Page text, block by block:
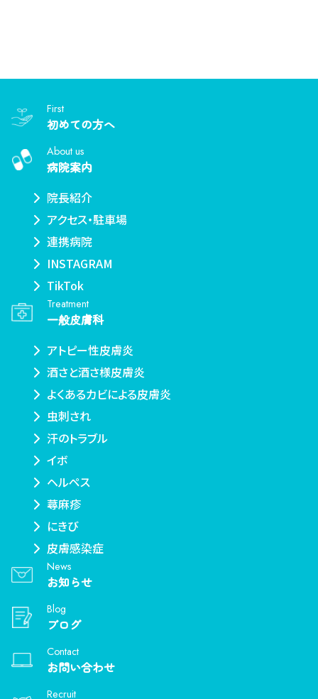
First
初めての方へ
About us
病院案内
院長紹介
アクセス・駐車場
連携病院
INSTAGRAM
TikTok
Treatment
一般皮膚科
アトピー性皮膚炎
酒さと酒さ様皮膚炎
よくあるカビによる皮膚炎
虫刺され
汗のトラブル
イボ
ヘルペス
蕁麻疹
にきび
皮膚感染症
News
お知らせ
Blog
ブログ
Contact
お問い合わせ
Recruit